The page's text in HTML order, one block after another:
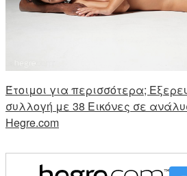
Έτοιμοι για περισσότερα;
συλλογή με 38 Εικόνες σε
Hegre.com